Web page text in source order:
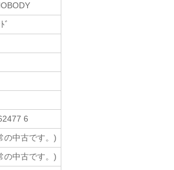
ﾞ
6
の中古です。)
の中古です。)